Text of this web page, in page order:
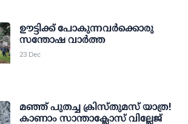
ഊട്ടിക്ക് പോകുന്നവര്‍ക്കൊരു
സന്തോഷ വാര്‍ത്ത
23 Dec
മഞ്ഞ് പുതച്ച ക്രിസ്തുമസ് യാത്ര!
കാണാം സാന്താക്ലോസ് വില്ലേജ്